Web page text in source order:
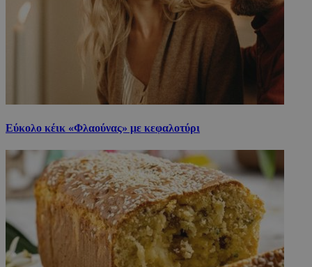
Εύκολο κέικ «Φλαούνας» με κεφαλοτύρι